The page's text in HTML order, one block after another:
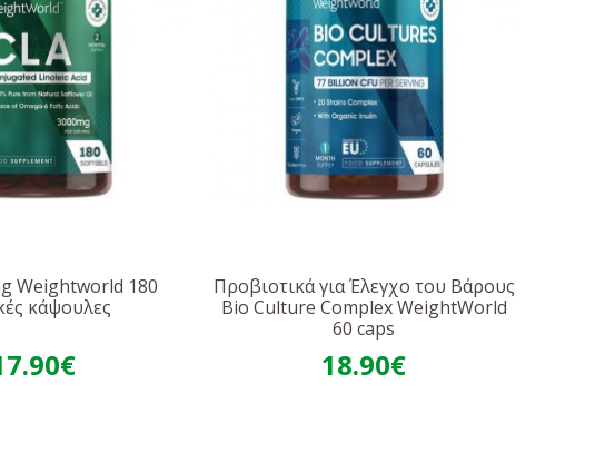
Weightworld 180
κάψουλες
Προβιοτικά για Έλεγχο του Βάρους
Bio Culture Complex WeightWorld
60 caps
18.90€